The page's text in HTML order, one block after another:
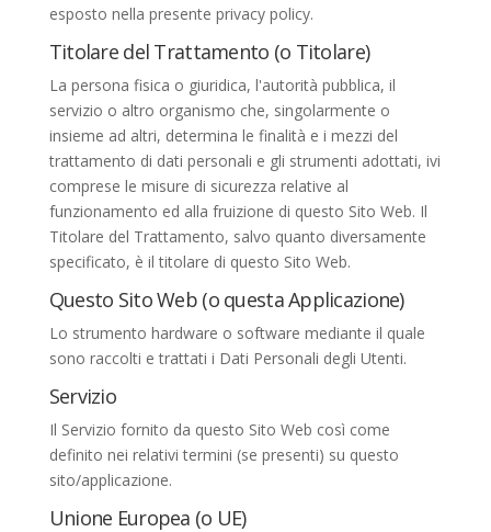
esposto nella presente privacy policy.
Titolare del Trattamento (o Titolare)
La persona fisica o giuridica, l'autorità pubblica, il
servizio o altro organismo che, singolarmente o
insieme ad altri, determina le finalità e i mezzi del
trattamento di dati personali e gli strumenti adottati, ivi
comprese le misure di sicurezza relative al
funzionamento ed alla fruizione di questo Sito Web. Il
Titolare del Trattamento, salvo quanto diversamente
specificato, è il titolare di questo Sito Web.
Questo Sito Web (o questa Applicazione)
Lo strumento hardware o software mediante il quale
sono raccolti e trattati i Dati Personali degli Utenti.
Servizio
Il Servizio fornito da questo Sito Web così come
definito nei relativi termini (se presenti) su questo
sito/applicazione.
Unione Europea (o UE)